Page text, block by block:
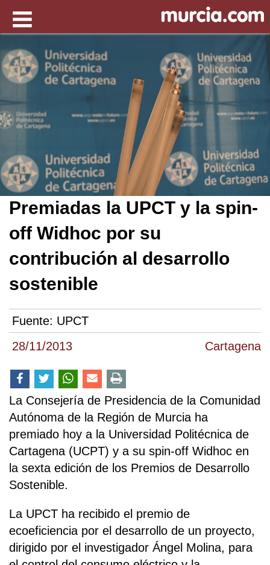
28/11/2013 Cartagena
Premiadas la UPCT y la spin-
off Widhoc por su
contribución al desarrollo
sostenible
Fuente: UPCT
La Consejería de Presidencia de la Comunidad
Autónoma de la Región de Murcia ha
premiado hoy a la Universidad Politécnica de
Cartagena (UCPT) y a su spin-off Widhoc en
la sexta edición de los Premios de Desarrollo
Sostenible.
La UPCT ha recibido el premio de
ecoeficiencia por el desarrollo de un proyecto,
dirigido por el investigador Ángel Molina, para